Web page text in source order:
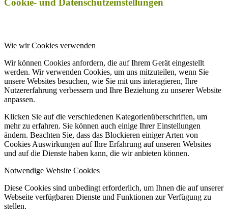
Cookie- und Datenschutzeinstellungen
Wie wir Cookies verwenden
Wir können Cookies anfordern, die auf Ihrem Gerät eingestellt
werden. Wir verwenden Cookies, um uns mitzuteilen, wenn Sie
unsere Websites besuchen, wie Sie mit uns interagieren, Ihre
Nutzererfahrung verbessern und Ihre Beziehung zu unserer Website
anpassen.
Klicken Sie auf die verschiedenen Kategorienüberschriften, um
mehr zu erfahren. Sie können auch einige Ihrer Einstellungen
ändern. Beachten Sie, dass das Blockieren einiger Arten von
Cookies Auswirkungen auf Ihre Erfahrung auf unseren Websites
und auf die Dienste haben kann, die wir anbieten können.
Notwendige Website Cookies
Diese Cookies sind unbedingt erforderlich, um Ihnen die auf unserer
Webseite verfügbaren Dienste und Funktionen zur Verfügung zu
stellen.